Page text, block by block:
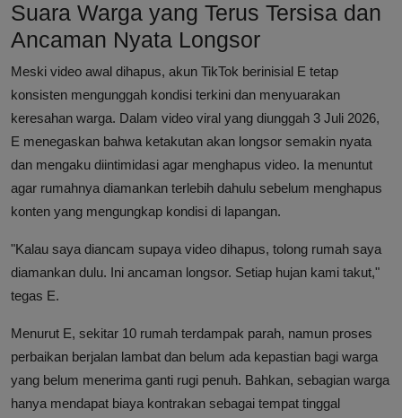
Suara Warga yang Terus Tersisa dan
Ancaman Nyata Longsor
Meski video awal dihapus, akun TikTok berinisial E tetap
konsisten mengunggah kondisi terkini dan menyuarakan
keresahan warga. Dalam video viral yang diunggah 3 Juli 2026,
E menegaskan bahwa ketakutan akan longsor semakin nyata
dan mengaku diintimidasi agar menghapus video. Ia menuntut
agar rumahnya diamankan terlebih dahulu sebelum menghapus
konten yang mengungkap kondisi di lapangan.
"Kalau saya diancam supaya video dihapus, tolong rumah saya
diamankan dulu. Ini ancaman longsor. Setiap hujan kami takut,"
tegas E.
Menurut E, sekitar 10 rumah terdampak parah, namun proses
perbaikan berjalan lambat dan belum ada kepastian bagi warga
yang belum menerima ganti rugi penuh. Bahkan, sebagian warga
hanya mendapat biaya kontrakan sebagai tempat tinggal